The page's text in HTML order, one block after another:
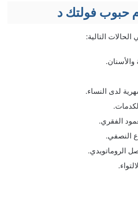
حبوب فولتك د
والأسنان.
لدى النساء.
الفقري.
النصفي.
الروماتويدي.